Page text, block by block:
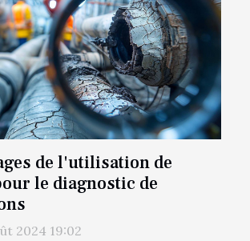
de l'utilisation de
le diagnostic de
2024 19:02